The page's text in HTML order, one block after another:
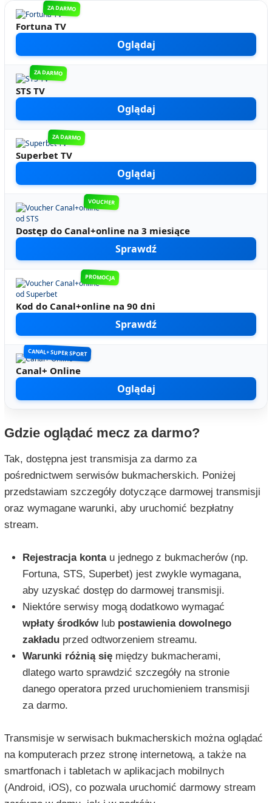
ZA DARMO
Fortuna TV
Oglądaj
ZA DARMO
STS TV
Oglądaj
ZA DARMO
Superbet TV
Oglądaj
VOUCHER
Dostęp do Canal+online na 3 miesiące
Sprawdź
PROMOCJA
Kod do Canal+online na 90 dni
Sprawdź
CANAL+ SUPER SPORT
Canal+ Online
Oglądaj
Gdzie oglądać mecz za darmo?
Tak, dostępna jest transmisja za darmo za
pośrednictwem serwisów bukmacherskich. Poniżej
przedstawiam szczegóły dotyczące darmowej transmisji
oraz wymagane warunki, aby uruchomić bezpłatny
stream.
Rejestracja kontau jednego z bukmacherów (np.
Fortuna, STS, Superbet) jest zwykle wymagana,
aby uzyskać dostęp do darmowej transmisji.
Niektóre serwisy mogą dodatkowo wymagać
wpłaty środkówlub postawienia dowolnego
zakładuprzed odtworzeniem streamu.
Warunki różnią sięmiędzy bukmacherami,
dlatego warto sprawdzić szczegóły na stronie
danego operatora przed uruchomieniem transmisji
za darmo.
Transmisje w serwisach bukmacherskich można oglądać
na komputerach przez stronę internetową, a także na
smartfonach i tabletach w aplikacjach mobilnych
(Android, iOS), co pozwala uruchomić darmowy stream